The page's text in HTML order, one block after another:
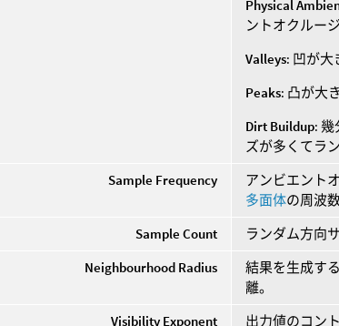
Physical
ントオクルー
Valleys: 凹が大
Peaks: 凸が大
Dirt Buildup:
ズが多くてラ
Sample Frequency
アンビエント
多面体の周波数
Sample Count
ランダム方向
Neighbourhood Radius
結果を生成す
離。
Visibility Exponent
出力値のコン